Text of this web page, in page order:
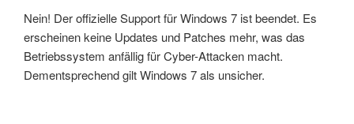
Nein! Der offizielle Support für Windows 7 ist beendet. Es
erscheinen keine Updates und Patches mehr, was das
Betriebssystem anfällig für Cyber-Attacken macht.
Dementsprechend gilt Windows 7 als unsicher.